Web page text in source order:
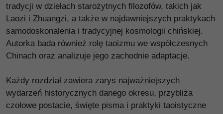
tradycji w dziełach starożytnych filozofów, takich jak
Laozi i Zhuangzi, a także w najdawniejszych praktykach
samodoskonalenia i tradycyjnej kosmologii chińskiej.
Autorka bada również rolę taoizmu we współczesnych
Chinach oraz analizuje jego zachodnie adaptacje.
Każdy rozdział zawiera zarys najważniejszych
wydarzeń historycznych danego okresu, przybliża
czołowe postacie, święte pisma i praktyki taoistyczne